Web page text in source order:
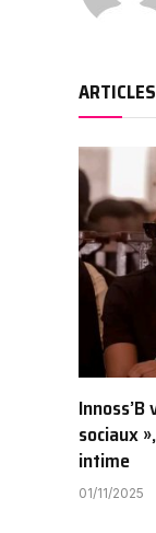
ARTICLES
sociaux
intime
01/11/2025